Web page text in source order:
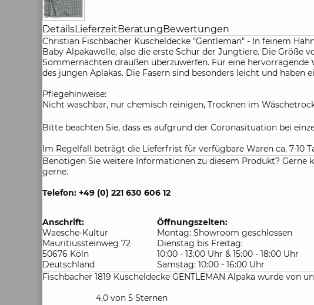
DetailsLieferzeit Beratung Bewertungen
Christian Fischbacher Kuscheldecke "Gentleman" - In feinem
Baby Alpakawolle, also die erste Schur der Jungtiere. Die Größe
Sommernächten draußen überzuwerfen. Für eine
des jungen Aplakas. Die Fasern sind besonders leicht und haben
Pflegehinweise:
Nicht waschbar, nur chemisch reinigen, Trocknen im
Bitte beachten Sie, dass es aufgrund der Coronasituation bei
Im Regelfall beträgt die Lieferfrist für verfügbare Waren ca. 7-10
Benötigen Sie weitere Informationen zu diesem Produkt? Gerne
gerne.
Telefon: +49 (0) 221 630 606 12
Anschrift:
Waesche-Kultur
Mauritiussteinweg 72
50676 Köln
Deutschland
Öffnungszeiten:
Montag: Showroom geschlossen
Dienstag bis Freitag:
10:00 - 13:00 Uhr & 15:00 - 18:00 Uhr
Samstag: 10:00 - 16:00 Uhr
Fischbacher 1819 Kuscheldecke GENTLEMAN Alpaka wurde von
4,0 von 5 Sternen